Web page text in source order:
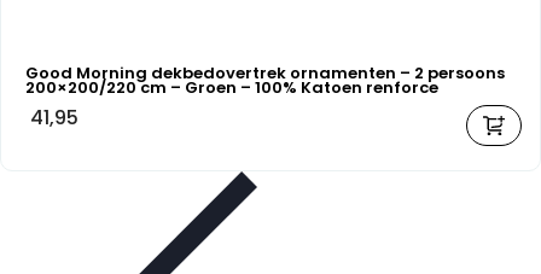
Good Morning dekbedovertrek ornamenten – 2 persoons
200×200/220 cm – Groen – 100% Katoen renforce
41,95